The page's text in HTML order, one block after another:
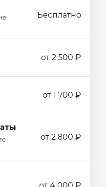
Бесплатно
от 2 500 ₽
от 1 700 ₽
от 2 800 ₽